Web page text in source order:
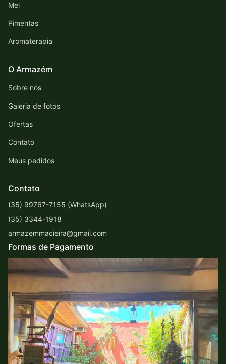
Mel
Pimentas
Aromaterapia
O Armazém
Sobre nós
Galeria de fotos
Ofertas
Contato
Meus pedidos
Contato
(35) 99767-7155 (WhatsApp)
(35) 3344-1918
armazemmacieira@gmail.com
Formas de Pagamento